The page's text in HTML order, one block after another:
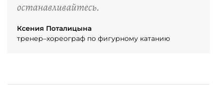
останавливайтесь.
Ксения Поталицына
тренер–хореограф по фигурному катанию